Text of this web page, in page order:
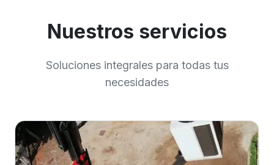
Nuestros servicios
Soluciones integrales para todas tus
necesidades